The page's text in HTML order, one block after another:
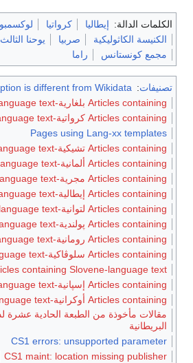
الكلمات الدالة: إيطاليا كرواتيا
الكنيسة الكاثوليكية
صربيا
يوحنا
مجمع كونستانس
راما
تصنيفات:
is different from Wikidata
Articles containing بلغارية-language text
Articles containing كرواتية-language text
Pages using Lang-xx templates
Articles containing تشيكية-language text
Articles containing ألمانية-language text
Articles containing مجرية-language text
Articles containing إيطالية-language text
Articles containing لتوانية-language text
Articles containing پولندية-language text
Articles containing رومانية-language text
Articles containing سلوڤاكية-language text
containing Slovene-language text
Articles containing إسپانية-language text
Articles containing أوكرانية-language text
مقالات مأخوذة من الطبعة الحادية عشرة
البريطانية
CS1 errors: unsupported parameter
CS1 maint: location missing publisher